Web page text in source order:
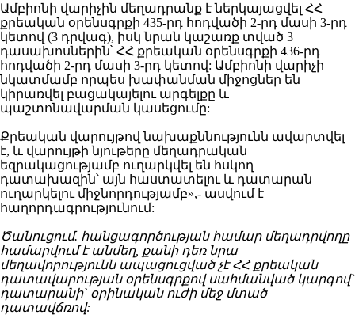
Ամբիոնի վարիչին մեղադրանք է ներկայացվել ՀՀ
քրեական օրենսգրքի 435-րդ հոդվածի 2-րդ մասի 3-րդ
կետով (3 դրվագ), իսկ նրան կաշառք տված 3
դասախոսներին՝ ՀՀ քրեական օրենսգրքի 436-րդ
հոդվածի 2-րդ մասի 3-րդ կետով: Ամբիոնի վարիչի
նկատմամբ որպես խափանման միջոցներ են
կիրառվել բացակայելու արգելքը և
պաշտոնավարման կասեցումը:
Քրեական վարույթով նախաքննությունն ավարտվել
է, և վարույթի նյութերը մեղադրական
եզրակացությամբ ուղարկվել են հսկող
դատախազին՝ այն հաստատելու և դատարան
ուղարկելու միջնորդությամբ»,- ասվում է
հաղորդագրությունում:
Ծանուցում. հանցագործության համար մեղադրվողը
համարվում է անմեղ, քանի դեռ նրա
մեղավորությունն ապացուցված չէ ՀՀ քրեական
դատավարության օրենսգրքով սահմանված կարգով`
դատարանի` օրինական ուժի մեջ մտած
դատավճռով: